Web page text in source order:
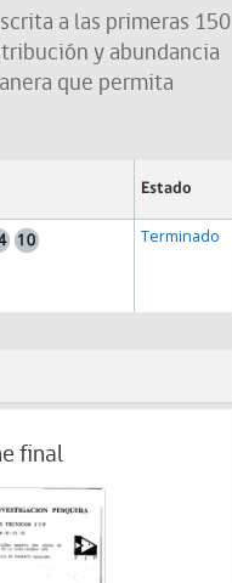
a las primeras 150
y abundancia
que permita
Estado
Terminado
final